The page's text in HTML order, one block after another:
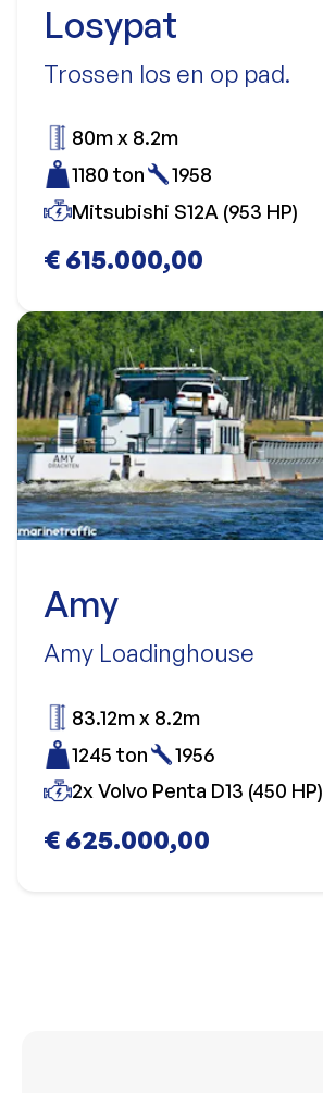
Losypat
Trossen los en op pad.
€ 615.000,00
80m x 8.2m
1180 ton
1958
Mitsubishi S12A (953 HP)
Amy
Amy Loadinghouse
€ 625.000,00
83.12m x 8.2m
1245 ton
1956
2x Volvo Penta D13 (450 HP)